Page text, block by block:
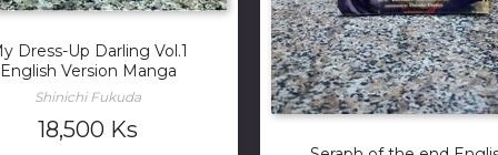
Dress-Up Darling Vol.1
English Version Manga
Shinichi Fukuda
18,500 Ks